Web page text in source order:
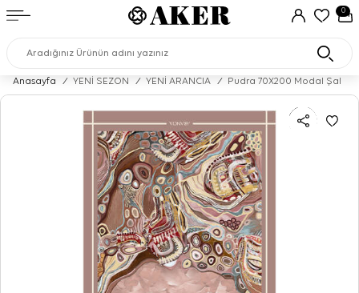
0
Anasayfa / YENİ SEZON / YENİ ARANCIA / Pudra 70X200 Modal Şal